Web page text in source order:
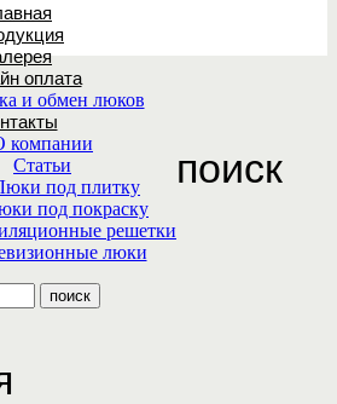
оплата
и обмен люков
компании
Статьи
под плитку
под покраску
решетки
люки
поиск